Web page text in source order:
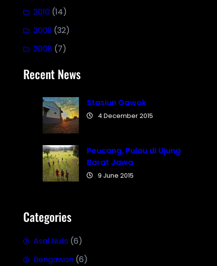
2010 (14)
2009 (32)
2008 (7)
Recent News
Stasiun Gawok
4 December 2015
Peucang, Pulau di Ujung
Barat Jawa
9 June 2015
Categories
Asal Nulis (6)
Bengawan (6)